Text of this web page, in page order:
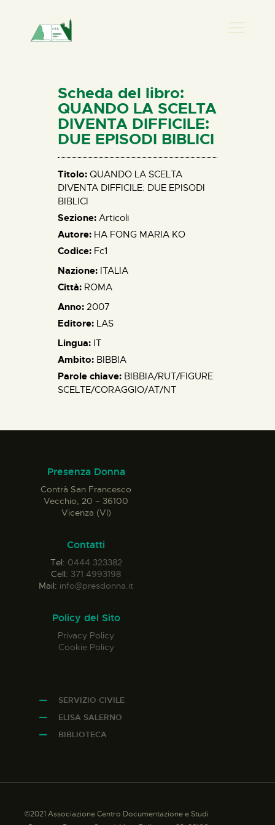
HOME
CHI SIAMO
NEWS
PERCORSI
ELISA SALERNO
CONTATTI
Scheda del libro:
QUANDO LA SCELTA
DIVENTA DIFFICILE:
DUE EPISODI BIBLICI
Titolo: QUANDO LA SCELTA
DIVENTA DIFFICILE: DUE EPISODI
BIBLICI
Sezione: Articoli
Autore: HA FONG MARIA KO
Codice: Fc1
Nazione: ITALIA
Città: ROMA
Anno: 2007
Editore: LAS
Lingua: IT
Ambito: BIBBIA
Parole chiave: BIBBIA/RUT/FIGURE
SCELTE/CORAGGIO/AT/NT
Presenza Donna
Contrà San Francesco
Vecchio, 20 – 36100
Vicenza (VI)
Contatti
Tel: 0444 323382
Cell: 371 4993198
Mail: info@presdonna.it
Policy del Sito
Privacy Policy
Cookie Policy
SERVIZIO CIVILE
ELISA SALERNO
BIBLIOTECA
©2021 Associazione Centro Documentazione e Studi